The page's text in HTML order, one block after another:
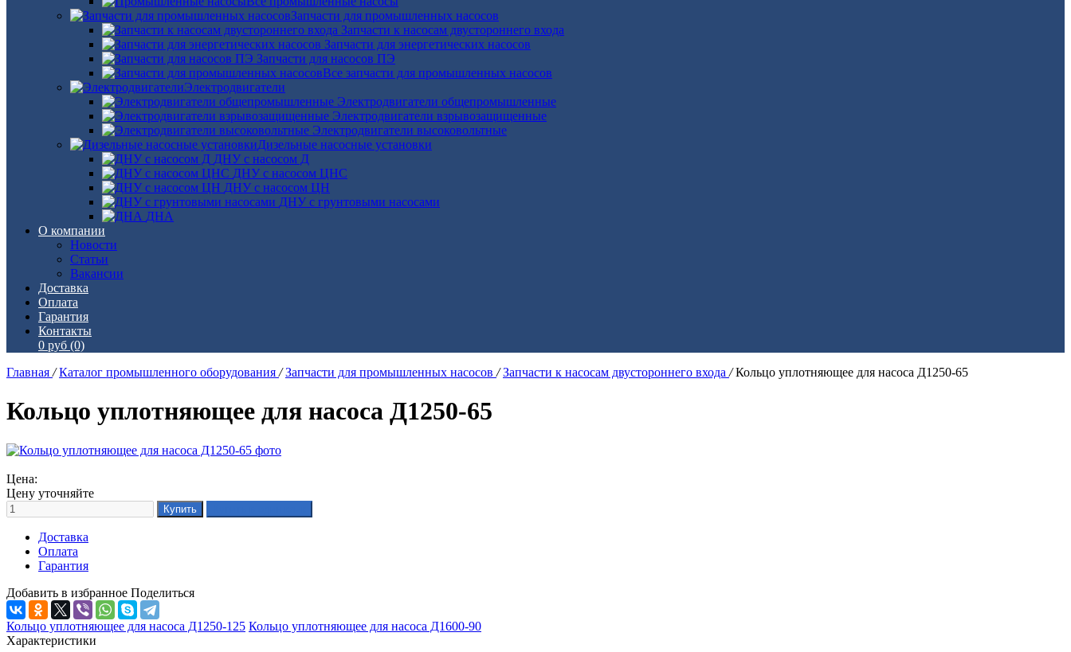
Запчасти для промышленных насосов
Запчасти к насосам двустороннего входа
Запчасти для энергетических насосов
Запчасти для насосов ПЭ
Все запчасти для промышленных насосов
Электродвигатели
Электродвигатели общепромышленные
Электродвигатели взрывозащищенные
Электродвигатели высоковольтные
Дизельные насосные установки
ДНУ с насосом Д
ДНУ с насосом ЦНС
ДНУ с насосом ЦН
ДНУ с грунтовыми насосами
ДНА
О компании
Новости
Статьи
Вакансии
Доставка
Оплата
Гарантия
Контакты
0 руб (0)
Главная / Каталог промышленного оборудования / Запчасти для промышленных насосов / Запчасти к насосам двустороннего входа / Кольцо уплотняющее для насоса Д1250-65
Кольцо уплотняющее для насоса Д1250-65
Цена:
Цену уточняйте
Доставка
Оплата
Гарантия
Добавить в избранное Поделиться
Кольцо уплотняющее для насоса Д1250-125 Кольцо уплотняющее для насоса Д1600-90
Характеристики